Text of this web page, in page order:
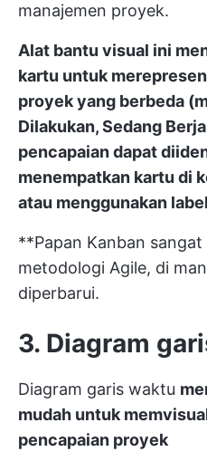
manajemen proyek.
Alat bantu visual ini
kartu untuk
proyek yang berbeda
Dilakukan, Sedang
pencapaian dapat
menempatkan kartu di
atau menggunakan
**Papan Kanban
metodologi Agile, di
diperbarui.
3. Diagram
Diagram garis waktu
mudah untuk
pencapaian proyek